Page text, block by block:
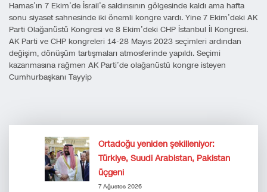
Hamas’ın 7 Ekim’de İsrail’e saldırısının gölgesinde kaldı ama hafta
sonu siyaset sahnesinde iki önemli kongre vardı. Yine 7 Ekim’deki AK
Parti Olağanüstü Kongresi ve 8 Ekim’deki CHP İstanbul İl Kongresi.
AK Parti ve CHP kongreleri 14-28 Mayıs 2023 seçimleri ardından
değişim, dönüşüm tartışmaları atmosferinde yapıldı. Seçimi
kazanmasına rağmen AK Parti’de olağanüstü kongre isteyen
Cumhurbaşkanı Tayyip
Ortadoğu yeniden şekilleniyor:
Türkiye, Suudi Arabistan, Pakistan
üçgeni
7 Ağustos 2026